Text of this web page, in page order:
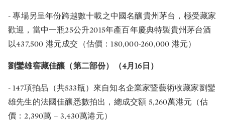
- 專場另呈年份跨越數十載之中國名釀貴州茅台，極受藏家
歡迎，當中一瓶25公升2015年產百年慶典特製貴州茅台酒
以437,500 港元成交（估價：180,000-260,000 港元）
劉鑾雄窖藏佳釀（第二部份）（4月16日）
- 147項拍品（共533瓶）來自知名企業家暨藝術收藏家劉鑾
雄先生的法國佳釀悉數拍出，總成交額 5,260萬港元（估
價：2,390萬 – 3,430萬港元）